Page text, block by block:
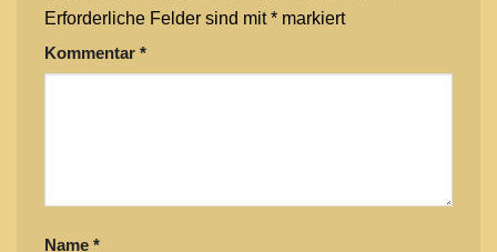
Erforderliche Felder sind mit* markiert
Kommentar *
Name *